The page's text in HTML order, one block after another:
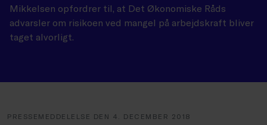
Mikkelsen opfordrer til, at Det Økonomiske Råds
advarsler om risikoen ved mangel på arbejdskraft bliver
taget alvorligt.
PRESSEMEDDELELSE DEN 4. DECEMBER 2018